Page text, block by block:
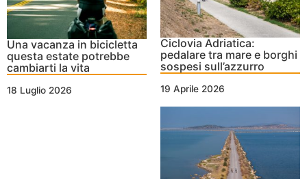
Una vacanza in bicicletta
questa estate potrebbe
cambiarti la vita
18 Luglio 2026
Ciclovia Adriatica:
pedalare tra mare e borghi
sospesi sull’azzurro
19 Aprile 2026